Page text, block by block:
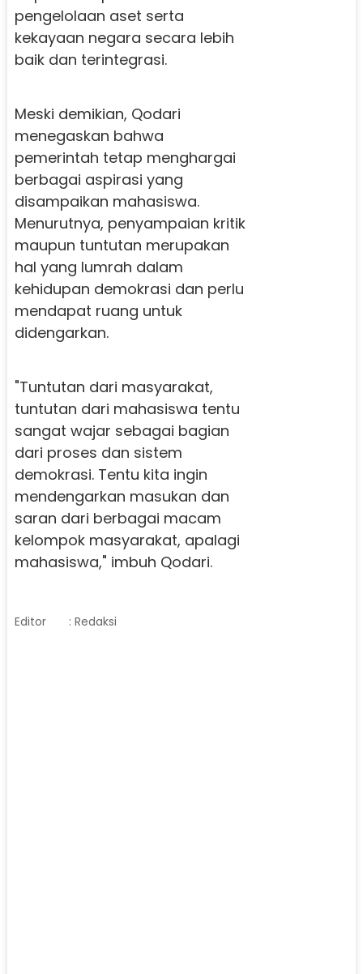
pengelolaan aset serta
kekayaan negara secara lebih
baik dan terintegrasi.
Meski demikian, Qodari
menegaskan bahwa
pemerintah tetap menghargai
berbagai aspirasi yang
disampaikan mahasiswa.
Menurutnya, penyampaian kritik
maupun tuntutan merupakan
hal yang lumrah dalam
kehidupan demokrasi dan perlu
mendapat ruang untuk
didengarkan.
"Tuntutan dari masyarakat,
tuntutan dari mahasiswa tentu
sangat wajar sebagai bagian
dari proses dan sistem
demokrasi. Tentu kita ingin
mendengarkan masukan dan
saran dari berbagai macam
kelompok masyarakat, apalagi
mahasiswa," imbuh Qodari.
Editor : Redaksi